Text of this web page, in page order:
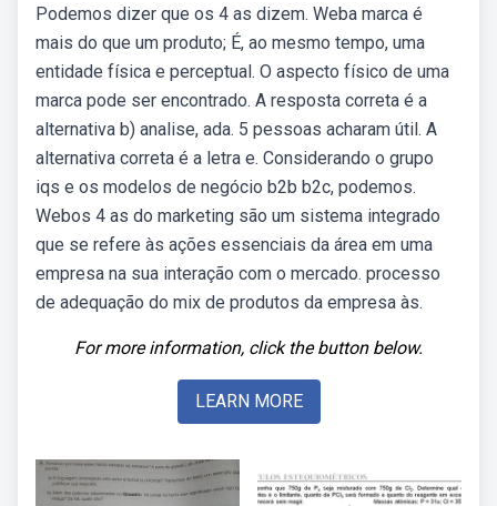
Podemos dizer que os 4 as dizem. Weba marca é
mais do que um produto; É, ao mesmo tempo, uma
entidade física e perceptual. O aspecto físico de uma
marca pode ser encontrado. A resposta correta é a
alternativa b) analise, ada. 5 pessoas acharam útil. A
alternativa correta é a letra e. Considerando o grupo
iqs e os modelos de negócio b2b b2c, podemos.
Webos 4 as do marketing são um sistema integrado
que se refere às ações essenciais da área em uma
empresa na sua interação com o mercado. processo
de adequação do mix de produtos da empresa às.
For more information, click the button below.
LEARN MORE